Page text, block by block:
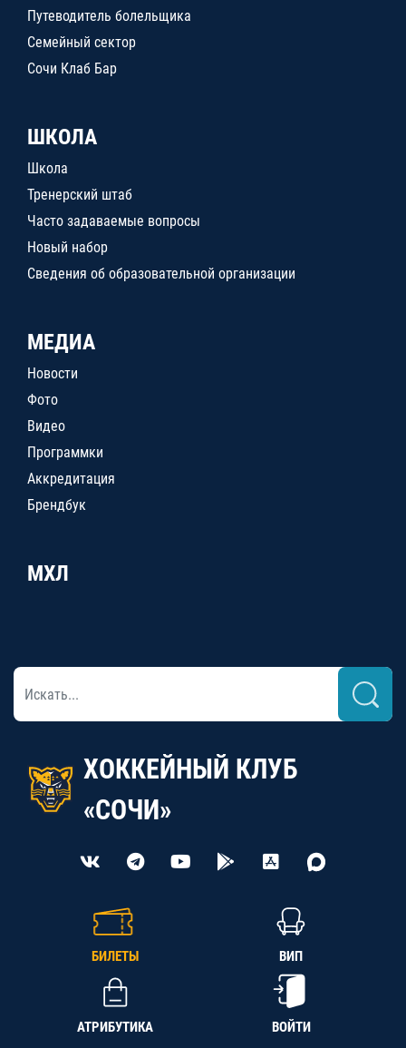
Путеводитель болельщика
Семейный сектор
Сочи Клаб Бар
ШКОЛА
Школа
Тренерский штаб
Часто задаваемые вопросы
Новый набор
Сведения об образовательной организации
МЕДИА
Новости
Фото
Видео
Программки
Аккредитация
Брендбук
МХЛ
ХОККЕЙНЫЙ КЛУБ
«СОЧИ»
БИЛЕТЫ ВИП
АТРИБУТИКА ВОЙТИ